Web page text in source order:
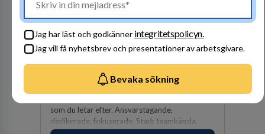
Jag har läst och godkänner integritetspolicyn.
Jag vill få nyhetsbrev och presentationer av arbetsgivare.
Bevaka sökning
PerformIQ
REKRYTERING- OCH
BEMANNING
lediga jobb
PerformIQ gör mer än att hitta personal. Våra
som du letar efter. Ansvarstagande,
dedikerade, fokuserade. Stark teamkänsla,